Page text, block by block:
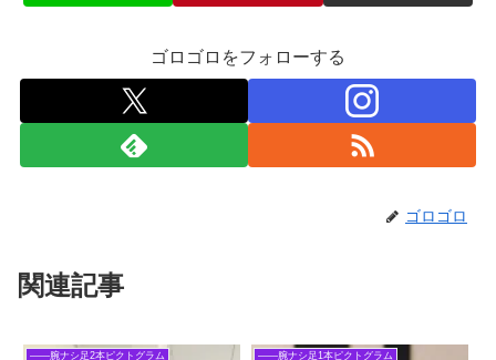
ゴロゴロをフォローする
ゴロゴロ
関連記事
――腕ナシ足2本ピクトグラム ――腕ナシ足1本ピクトグラム